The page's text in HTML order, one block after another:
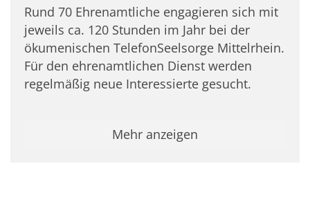
Rund 70 Ehrenamtliche engagieren sich mit
jeweils ca. 120 Stunden im Jahr bei der
ökumenischen TelefonSeelsorge Mittelrhein.
Für den ehrenamtlichen Dienst werden
regelmäßig neue Interessierte gesucht.
Mehr anzeigen